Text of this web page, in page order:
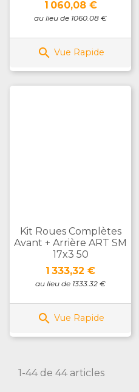
Prix
1 060,08 €
au lieu de 1060.08 €
 Vue Rapide
Kit Roues Complètes
Avant + Arrière ART SM
17x3 50
Prix
1 333,32 €
au lieu de 1333.32 €
 Vue Rapide
1-44 de 44 articles